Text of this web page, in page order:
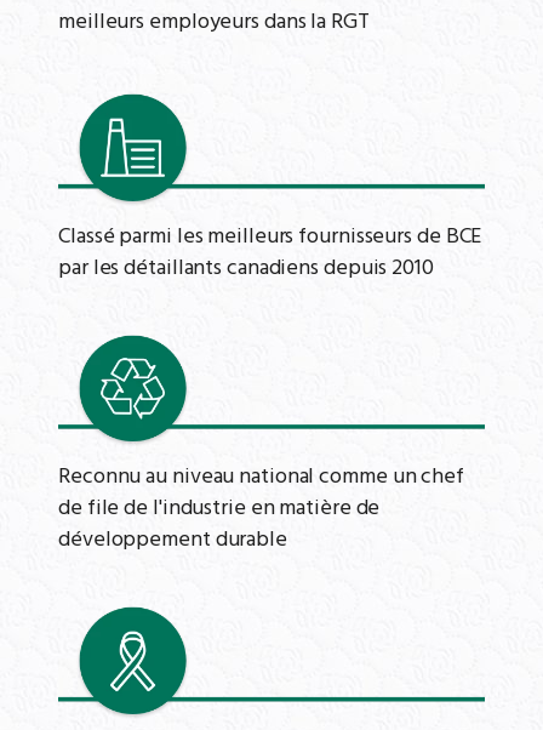
meilleurs employeurs dans la RGT
Classé parmi les meilleurs fournisseurs de BCE
par les détaillants canadiens depuis 2010
Reconnu au niveau national comme un chef
de file de l'industrie en matière de
développement durable